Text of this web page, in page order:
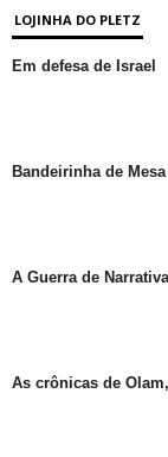
LOJINHA DO PLETZ
Em defesa de Israel
Bandeirinha de
A Guerra de
As crônicas de